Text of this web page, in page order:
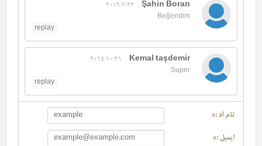
Şahin Boran
2019/6/24
Beğendim
replay
Kemal taşdemir
2015/10/31
Super
replay
تام آد :*
ایمیل :*